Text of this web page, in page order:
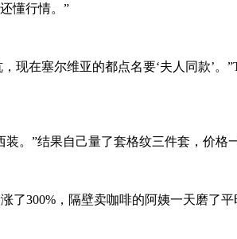
懂行情。”
在塞尔维亚的都点名要‘夫人同款’。
。”结果自己量了套格纹三件套，价格
了300%，隔壁卖咖啡的阿姨一天磨